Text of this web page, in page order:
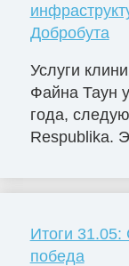
Добробута
Услуги
Файна Таун
года,
Respublika.
Итоги
победа